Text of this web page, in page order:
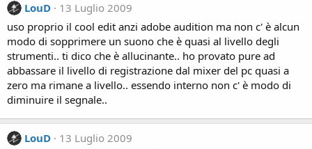
LouD
13 Luglio 2009
uso proprio il cool edit anzi adobe audition ma non c' è alcun
modo di sopprimere un suono che è quasi al livello degli
strumenti.. ti dico che è allucinante.. ho provato pure ad
abbassare il livello di registrazione dal mixer del pc quasi a
zero ma rimane a livello.. essendo interno non c' è modo di
diminuire il segnale..
LouD
13 Luglio 2009